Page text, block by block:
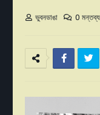
ভুবনডাঙা 0